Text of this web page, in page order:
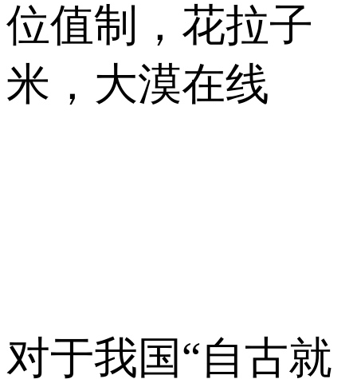
位值制，花拉子
米，大漠在线
对于我国“自古就